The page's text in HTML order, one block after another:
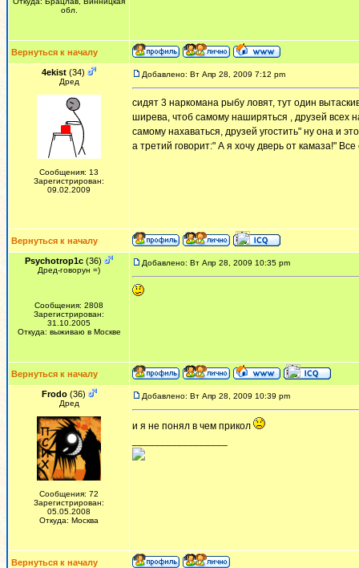
обл.
Вернуться к началу
4ekist (34)
Дред
Сообщения: 13
Зарегистрирован:
09.02.2009
Добавлено: Вт Апр 28, 2009 7:12 pm
сидят 3 наркомана рыбу ловят, тут один
ширева, чтоб самому наширяться , друзей всех
самому нахаваться, друзей угостить" ну она и
а третий говорит:" А я хочу дверь от камаза!"
Вернуться к началу
Psychotrop1c (36)
Дред-говорун =)
Сообщения: 2808
Зарегистрирован:
31.10.2005
Откуда: выживаю в Москве
Добавлено: Вт Апр 28, 2009 10:35 pm
Вернуться к началу
Frodo(36)
Дред
Сообщения: 72
Зарегистрирован:
05.05.2008
Откуда: Москва
Добавлено: Вт Апр 28, 2009 10:39 pm
и я не понял в чем прикол
Вернуться к началу